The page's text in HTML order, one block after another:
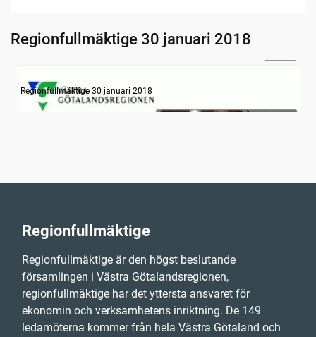
Regionfullmäktige 30 januari 2018
Information
Regionfullmäktige 30 januari 2018
Regionfullmäktige
Regionfullmäktige är den högst beslutande
församlingen i Västra Götalandsregionen,
regionfullmäktige har det yttersta ansvaret för
ekonomin och verksamhetens inriktning. De 149
ledamöterna kommer från hela Västra Götaland och